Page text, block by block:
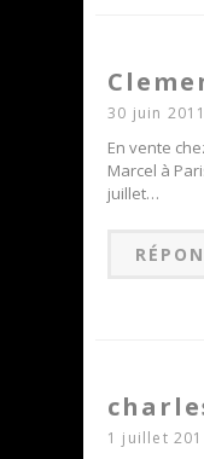
30 juin 2011
En vente
Marcel à
juillet…
1 juillet